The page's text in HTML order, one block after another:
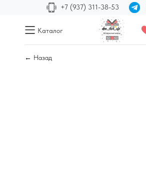
+7 (937) 311-38-53
Каталог
← Назад